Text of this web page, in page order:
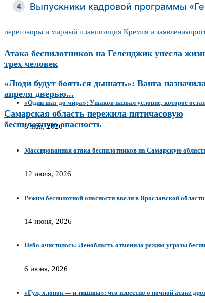
4 Выпускники кадровой программы
переговоры и мирный планпозиция Кремля и заявления
Атака беспилотников на Геленджик унесла
трех человек
«Люди будут бояться дышать»: Ванга
апреля дверью...
Самарская область пережила пятичасовую
беспилотную опасность
«Один шаг до мира»: Ушаков назвал условие, которое
8 мая, 2026
Массированная атака беспилотников на Самарскую
12 июля, 2026
Режим беспилотной опасности ввели в Ярославской
14 июня, 2026
Небо очистилось: Ленобласть отменила режим угрозы
6 июня, 2026
«Гул, хлопок — и тишина»: что известно о ночной атаке